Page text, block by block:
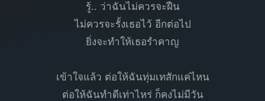
รู้.. ว่าฉันไม่ควรจะฝืน
ไม่ควรจะรั้งเธอไว้ อีกต่อไป
ยิ่งจะทำให้เธอรำคาญ
เข้าใจแล้ว ต่อให้ฉันทุ่มเทสักแค่ไหน
ต่อให้ฉันทำดีเท่าไหร่ ก็คงไม่มีวัน